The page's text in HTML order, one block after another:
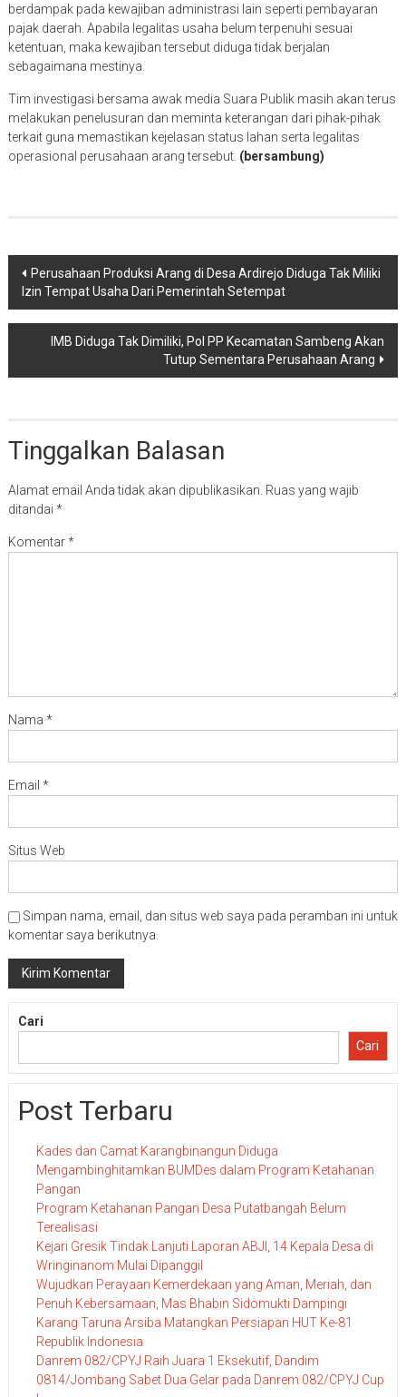
berdampak pada kewajiban administrasi lain seperti pembayaran
pajak daerah. Apabila legalitas usaha belum terpenuhi sesuai
ketentuan, maka kewajiban tersebut diduga tidak berjalan
sebagaimana mestinya.
Tim investigasi bersama awak media Suara Publik masih akan terus
melakukan penelusuran dan meminta keterangan dari pihak-pihak
terkait guna memastikan kejelasan status lahan serta legalitas
operasional perusahaan arang tersebut. (bersambung)
Navigasi
pos
Perusahaan Produksi Arang di Desa Ardirejo Diduga Tak Miliki
Izin Tempat Usaha Dari Pemerintah Setempat
IMB Diduga Tak Dimiliki, Pol PP Kecamatan Sambeng Akan
Tutup Sementara Perusahaan Arang
Tinggalkan Balasan
Alamat email Anda tidak akan dipublikasikan. Ruas yang wajib
ditandai *
Komentar*
Nama *
Email *
Situs Web
Simpan nama, email, dan situs web saya pada peramban ini untuk
komentar saya berikutnya.
Cari
Cari
Post Terbaru
Kades dan Camat Karangbinangun Diduga
Mengambinghitamkan BUMDes dalam Program Ketahanan
Pangan
Program Ketahanan Pangan Desa Putatbangah Belum
Terealisasi
Kejari Gresik Tindak Lanjuti Laporan ABJI, 14 Kepala Desa di
Wringinanom Mulai Dipanggil
Wujudkan Perayaan Kemerdekaan yang Aman, Meriah, dan
Penuh Kebersamaan, Mas Bhabin Sidomukti Dampingi
Karang Taruna Arsiba Matangkan Persiapan HUT Ke-81
Republik Indonesia
Danrem 082/CPYJ Raih Juara 1 Eksekutif, Dandim
0814/Jombang Sabet Dua Gelar pada Danrem 082/CPYJ Cup